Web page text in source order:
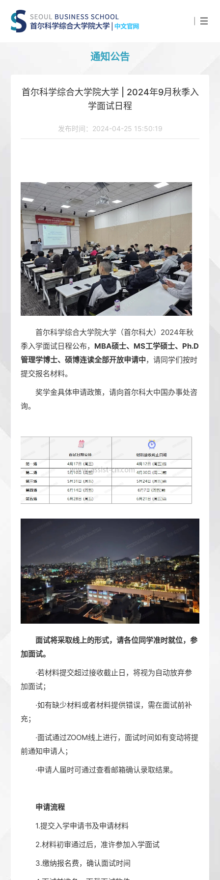
通知公告
首尔科学综合大学院大学 | 2024年9月秋季入
学面试日程
发布时间：2024-04-25 15:50:19
首尔科学综合大学院大学（首尔科大）2024年秋
季入学面试日程公布， MBA硕士、MS工学硕士、Ph.D
管理学博士、硕博连读全部开放申请中，请同学们按时
提交报名材料。
奖学金具体申请政策，请向首尔科大中国办事处咨
询。
面试将采取线上的形式，请各位同学准时就位，参
加面试。
·若材料提交超过接收截止日，将视为自动放弃参
加面试；
·如有缺少材料或者材料提供错误，需在面试前补
充；
·面试通过ZOOM线上进行，面试时间如有变动将提
前通知申请人；
·申请人届时可通过查看邮箱确认录取结果。
申请流程
1.提交入学申请书及申请材料
2.材料初审通过后，准许参加入学面试
3.缴纳报名费，确认面试时间